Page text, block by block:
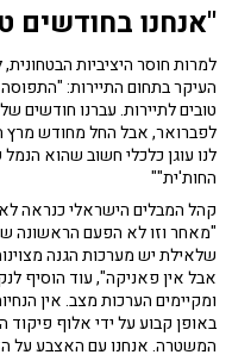
"אנחנו בחודשים
למרות חוסר היציביות
טובים לתיירות. עברנו
לפברואר, אבל החל מחודש מרץ
לנו עוגן כלכלי חשוב שהוא
החות'ית""
קהל המבלים הישראלי כנראה
"מאחר וזו לא הפעם הראשונה
שלאילת יש מערכות הגנה
אבל אין פאניקה", עוד הוסיף
ומקיימים הערכות מצב. אין
באופן קבוע על ידי אלוף
המשטרה. אנחנו עם האצבע על